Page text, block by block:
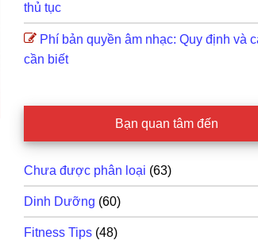
thủ tục
Phí bản quyền âm nhạc: Quy định và
cần biết
Bạn quan tâm đến
Chưa được phân loại (63)
Dinh Dưỡng (60)
Fitness Tips (48)